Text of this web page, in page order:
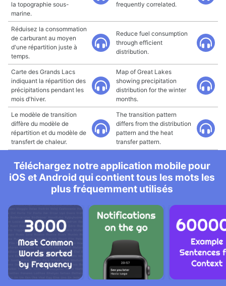
la topographie sous-
marine.
frequently correlated.
Réduisez la consommation
de carburant au moyen
d'une répartition juste à
temps.
Reduce fuel consumption
through efficient
distribution.
Carte des Grands Lacs
indiquant la répartition des
précipitations pendant les
mois d'hiver.
Map of Great Lakes
showing precipitation
distribution for the winter
months.
Le modèle de transition
diffère du modèle de
répartition et du modèle de
transfert de chaleur.
The transition pattern
differs from the distribution
pattern and the heat
transfer pattern.
Téléchargez notre application mobile pour
iOS et Android qui contient tous les mots les
plus fréquemment utilisés